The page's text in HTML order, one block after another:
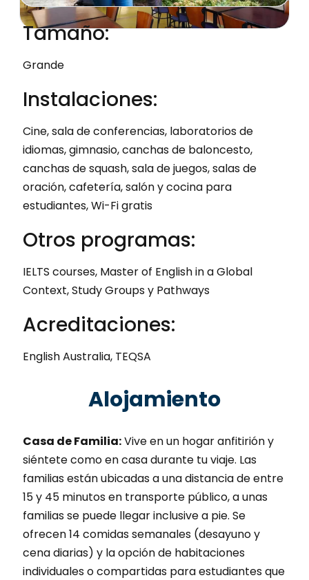
Tamaño:
Grande
Instalaciones:
Cine, sala de conferencias, laboratorios de
idiomas, gimnasio, canchas de baloncesto,
canchas de squash, sala de juegos, salas de
oración, cafetería, salón y cocina para
estudiantes, Wi-Fi gratis
Otros programas:
IELTS courses, Master of English in a Global
Context, Study Groups y Pathways
Acreditaciones:
English Australia, TEQSA
Alojamiento
Casa de Familia:Vive en un hogar anfitirión y
siéntete como en casa durante tu viaje. Las
familias están ubicadas a una distancia de entre
15 y 45 minutos en transporte público, a unas
familias se puede llegar inclusive a pie. Se
ofrecen 14 comidas semanales (desayuno y
cena diarias) y la opción de habitaciones
individuales o compartidas para estudiantes que